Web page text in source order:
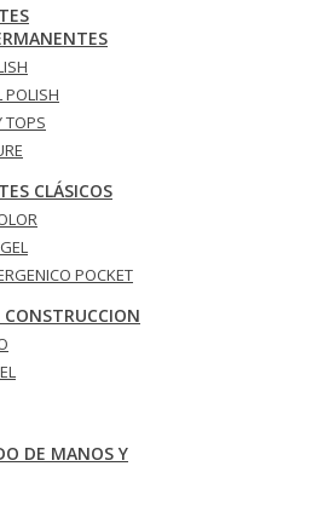
POLISH
TOPS
CLÁSICOS
POCKET
CONSTRUCCION
DE MANOS Y